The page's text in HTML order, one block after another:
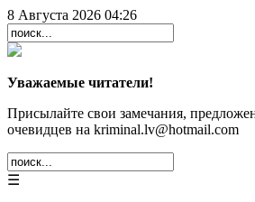
8 Августа 2026 04:26
Уважаемые читатели!
Присылайте свои замечания,
очевидцев на kriminal.lv@hotmail.com
☰